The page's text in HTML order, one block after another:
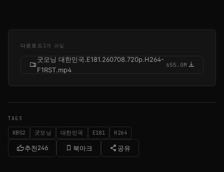
다운로드 1개 파일
folder_zip
굿모닝 대한민국.E181.260708.720p.H264-
F1RST.mp4
655.0M download
TAGS
KBS2 굿모닝 대한민국 E181 H264
thumb_up추천246 bookmark_border 북마크 share 공유